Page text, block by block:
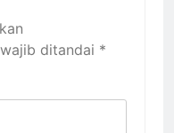
ditandai *